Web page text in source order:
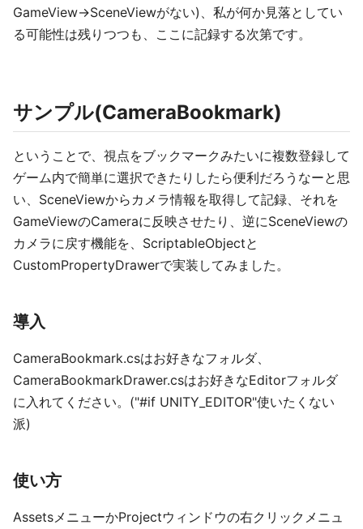
GameView→SceneViewがない)、私が何か見落としてい
る可能性は残りつつも、ここに記録する次第です。
サンプル(CameraBookmark)
ということで、視点をブックマークみたいに複数登録して
ゲーム内で簡単に選択できたりしたら便利だろうなーと思
い、SceneViewからカメラ情報を取得して記録、それを
GameViewのCameraに反映させたり、逆にSceneViewの
カメラに戻す機能を、ScriptableObjectと
CustomPropertyDrawerで実装してみました。
導入
CameraBookmark.csはお好きなフォルダ、
CameraBookmarkDrawer.csはお好きなEditorフォルダ
に入れてください。("#if UNITY_EDITOR"使いたくない
派)
使い方
AssetsメニューかProjectウィンドウの右クリックメニュ